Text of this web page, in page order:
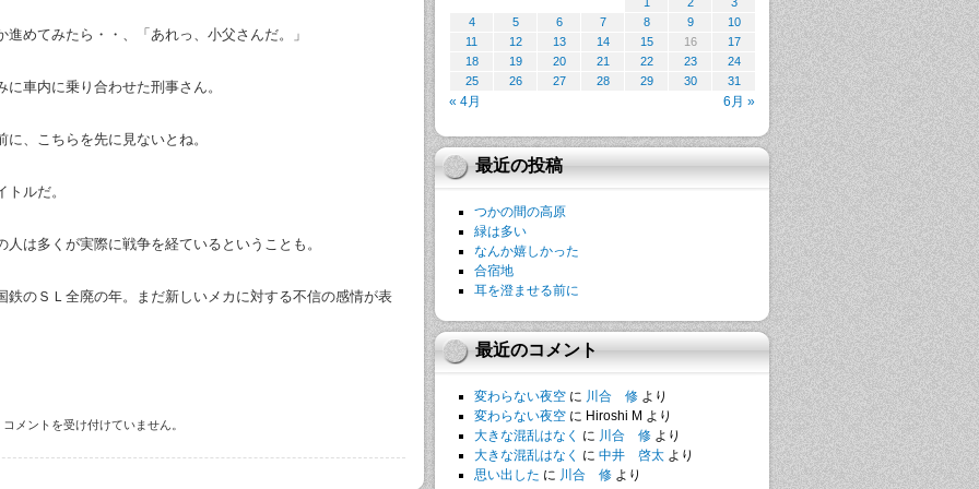
めてみたら・・、「あれっ、小父さんだ。」
車内に乗り合わせた刑事さん。
、こちらを先に見ないとね。
ルだ。
は多くが実際に戦争を経ているということも。
のＳＬ全廃の年。まだ新しいメカに対する不信の感情が表
コメントを受け付けていません。
« 4月 6月 »
4
5 6 7 8 9
10
11
12 13 14 15 16
17
18
19 20 21 22 23
24
25
26 27 28 29 30 31
最近の投稿
つかの間の高原
緑は多い
なんか嬉しかった
合宿地
耳を澄ませる前に
最近のコメント
変わらない夜空に 川合 修より
変わらない夜空に Hiroshi M より
大きな混乱はなく に 川合 修より
大きな混乱はなく に 中井 啓太より
思い出した に 川合 修より